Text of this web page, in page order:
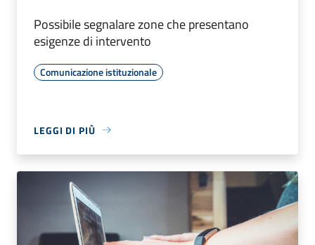
Possibile segnalare zone che presentano
esigenze di intervento
Comunicazione istituzionale
LEGGI DI PIÙ